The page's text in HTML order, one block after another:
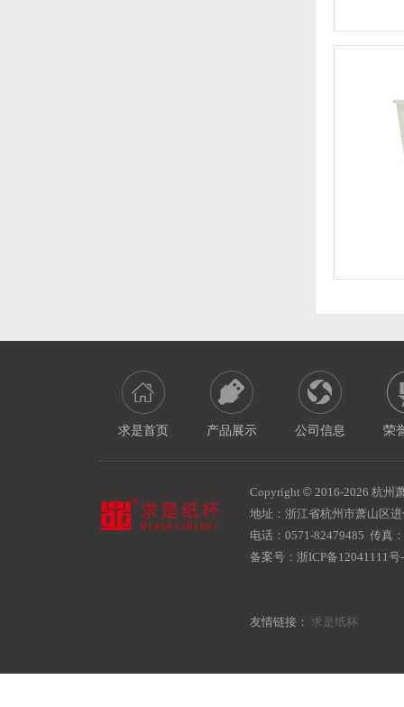
求是首页 产品展示 公司信息 荣
Copyright © 2016-2026 杭州
地址：浙江省杭州市萧山区
电话：0571-82479485 传真
备案号： 浙ICP备12041111号
友情链接： 求是纸杯